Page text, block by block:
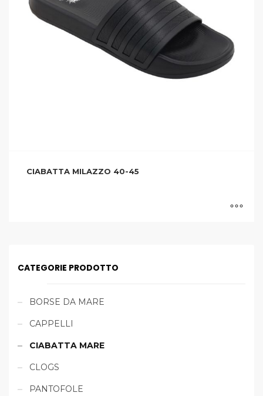
CIABATTA MILAZZO 40-45
CATEGORIE PRODOTTO
BORSE DA MARE
CAPPELLI
CIABATTA MARE
CLOGS
PANTOFOLE